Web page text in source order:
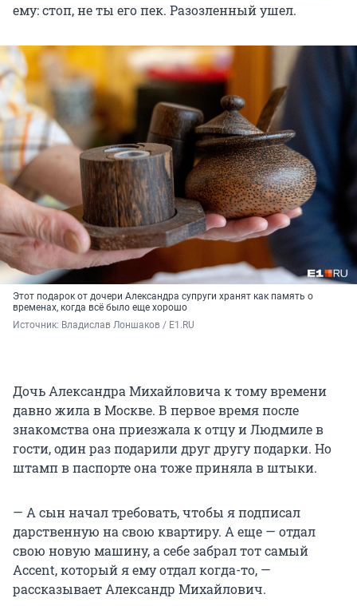
ему: стоп, не ты его пек. Разозленный ушел.
Этот подарок от дочери Александра супруги хранят как память о
временах, когда всё было еще хорошо
Источник: Владислав Лоншаков / E1.RU
Дочь Александра Михайловича к тому времени
давно жила в Москве. В первое время после
знакомства она приезжала к отцу и Людмиле в
гости, один раз подарили друг другу подарки. Но
штамп в паспорте она тоже приняла в штыки.
— А сын начал требовать, чтобы я подписал
дарственную на свою квартиру. А еще — отдал
свою новую машину, а себе забрал тот самый
Accent, который я ему отдал когда-то, —
рассказывает Александр Михайлович.